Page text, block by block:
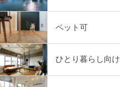
ペット可
ひとり暮らし向け